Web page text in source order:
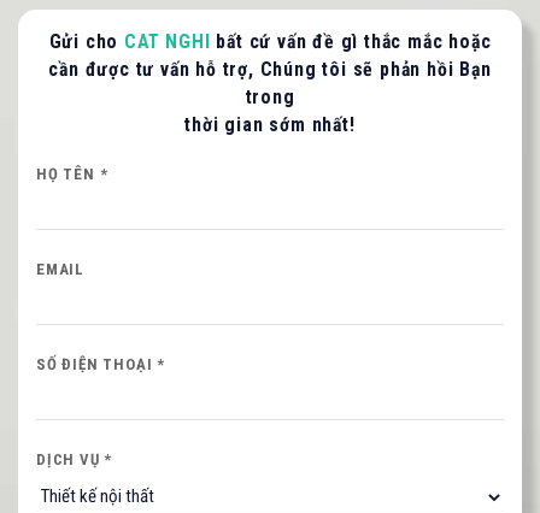
Gửi cho CAT NGHI bất cứ vấn đề gì thắc mắc hoặc
cần được tư vấn hỗ trợ, Chúng tôi sẽ phản hồi Bạn
trong
thời gian sớm nhất!
HỌ TÊN *
EMAIL
SỐ ĐIỆN THOẠI *
DỊCH VỤ *
Quý khách vui lòng cung cấp thông tin để CAT
NGHI liên hệ hỗ trợ nhanh nhất.
HỌ VÀ TÊN QUÝ KHÁCH
NHẬP MÃ HIỂN THỊ